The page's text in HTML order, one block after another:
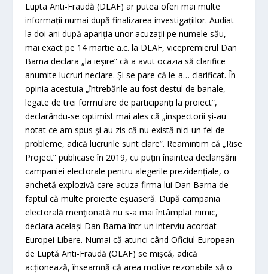
Lupta Anti-Fraudă (DLAF) ar putea oferi mai multe
informaţii numai după finalizarea investigaţiilor. Audiat
la doi ani după apariţia unor acuzaţii pe numele său,
mai exact pe 14 martie a.c. la DLAF, vicepremierul Dan
Barna declara „la ieşire” că a avut ocazia să clarifice
anumite lucruri neclare. Şi se pare că le-a… clarificat. În
opinia acestuia „întrebările au fost destul de banale,
legate de trei formulare de participanţi la proiect”,
declarându-se optimist mai ales că „inspectorii şi-au
notat ce am spus şi au zis că nu există nici un fel de
probleme, adică lucrurile sunt clare”. Reamintim că „Rise
Project” publicase în 2019, cu puţin înaintea declanşării
campaniei electorale pentru alegerile prezidenţiale, o
anchetă explozivă care acuza firma lui Dan Barna de
faptul că multe proiecte eşuaseră. După campania
electorală menţionată nu s-a mai întâmplat nimic,
declara acelaşi Dan Barna într-un interviu acordat
Europei Libere. Numai că atunci când Oficiul European
de Luptă Anti-Fraudă (OLAF) se mişcă, adică
acţionează, înseamnă că area motive rezonabile să o